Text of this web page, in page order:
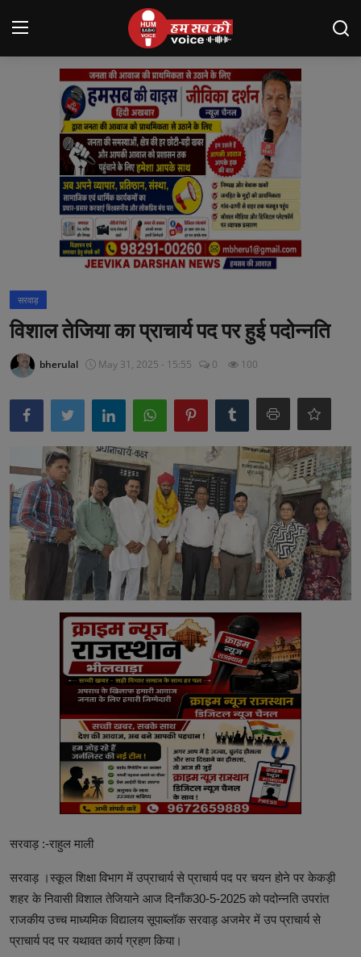
Login Register
About us
शाहपुरा
सरवाड़
राजस्थान
भीलवाड़ा
सरवाड़
विशाल तेजिया का प्राचार्य पद पर हुई पदोन्नति
bherulal May 31, 2025 - 15:55 0 100
सरवाड़ :-राहुल माली
सरवाड़ ।स्कूल शिक्षा विभाग में उप्राचार्य से प्राचार्य पद पर चयन होने पर केकड़ी
शहर के निवासी विशाल तेजियाने आज दिनाँक30-5-2025 को पदोन्नति उपरांत
राजकीय उच्च माध्यमिक विद्यालय सूपाब्लॉक सरवाड़ अजमेर में उप प्राचार्य से
प्राचार्य पद पर यथावत कार्य ग्रहण किया।